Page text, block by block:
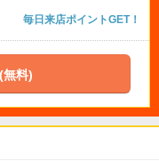
毎日来店ポイントGET！
無料)